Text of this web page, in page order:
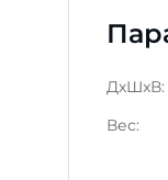
ДxШxВ:
Вес: